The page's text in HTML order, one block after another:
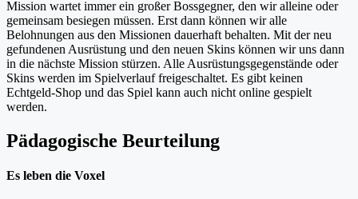
Mission wartet immer ein großer Bossgegner, den wir alleine oder
gemeinsam besiegen müssen. Erst dann können wir alle
Belohnungen aus den Missionen dauerhaft behalten. Mit der neu
gefundenen Ausrüstung und den neuen Skins können wir uns dann
in die nächste Mission stürzen. Alle Ausrüstungsgegenstände oder
Skins werden im Spielverlauf freigeschaltet. Es gibt keinen
Echtgeld-Shop und das Spiel kann auch nicht online gespielt
werden.
Pädagogische Beurteilung
Es leben die Voxel